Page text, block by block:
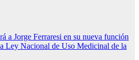
a Jorge Ferraresi en su nueva función
Ley Nacional de Uso Medicinal de la